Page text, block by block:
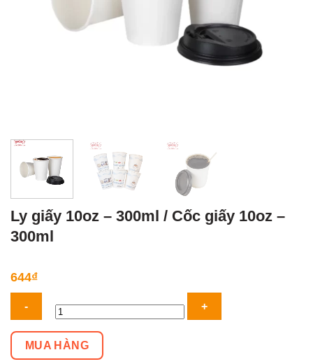
Ly giấy 10oz – 300ml / Cốc giấy 10oz –
300ml
644₫
giấy
10oz
-
MUA HÀNG